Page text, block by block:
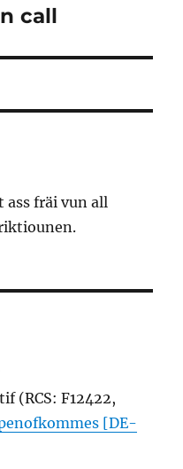
call
ass fräi vun all
(RCS: F12422,
[DE-